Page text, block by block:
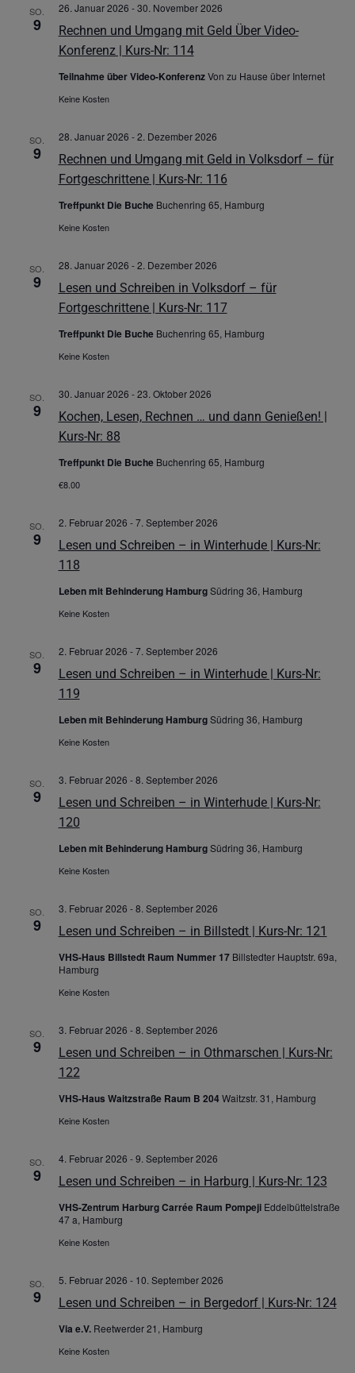
SO.
9
Rechnen und Umgang mit Geld Über Video-
Konferenz | Kurs-Nr: 114
26. Januar 2026 -30. November 2026
Teilnahme über Video-KonferenzVon zu Hause über Internet
Keine Kosten
SO.
9
Rechnen und Umgang mit Geld in Volksdorf – für
Fortgeschrittene | Kurs-Nr: 116
28. Januar 2026 -2. Dezember 2026
Treffpunkt Die Buche Buchenring 65, Hamburg
Keine Kosten
SO.
9
Lesen und Schreiben in Volksdorf – für
Fortgeschrittene | Kurs-Nr: 117
28. Januar 2026 -2. Dezember 2026
Treffpunkt Die Buche Buchenring 65, Hamburg
Keine Kosten
SO.
9
Kochen, Lesen, Rechnen … und dann Genießen! |
Kurs-Nr: 88
30. Januar 2026 -23. Oktober 2026
Treffpunkt Die Buche Buchenring 65, Hamburg
€8.00
SO.
9
Lesen und Schreiben – in Winterhude | Kurs-Nr:
118
2. Februar 2026 -7. September 2026
Leben mit Behinderung HamburgSüdring 36, Hamburg
Keine Kosten
SO.
9
Lesen und Schreiben – in Winterhude | Kurs-Nr:
119
2. Februar 2026 -7. September 2026
Leben mit Behinderung HamburgSüdring 36, Hamburg
Keine Kosten
SO.
9
Lesen und Schreiben – in Winterhude | Kurs-Nr:
120
3. Februar 2026 -8. September 2026
Leben mit Behinderung HamburgSüdring 36, Hamburg
Keine Kosten
SO.
9 Lesen und Schreiben – in Billstedt | Kurs-Nr: 121
3. Februar 2026 -8. September 2026
VHS-Haus Billstedt Raum Nummer 17 Billstedter Hauptstr. 69a,
Hamburg
Keine Kosten
SO.
9
Lesen und Schreiben – in Othmarschen | Kurs-Nr:
122
3. Februar 2026 -8. September 2026
VHS-Haus Waitzstraße Raum B 204Waitzstr. 31, Hamburg
Keine Kosten
SO.
9 Lesen und Schreiben – in Harburg | Kurs-Nr: 123
4. Februar 2026 -9. September 2026
VHS-Zentrum Harburg Carrée Raum Pompeji Eddelbüttelstraße
47 a, Hamburg
Keine Kosten
SO.
9 Lesen und Schreiben – in Bergedorf | Kurs-Nr: 124
5. Februar 2026 - 10. September 2026
Via e.V. Reetwerder 21, Hamburg
Keine Kosten